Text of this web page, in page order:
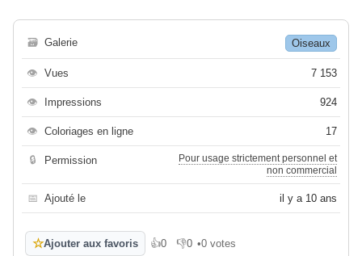
🗃 Galerie Oiseaux
👁 Vues 7 153
👁 Impressions 924
👁 Coloriages en ligne 17
🔒 Permission
Pour usage strictement personnel et
non commercial
📅 Ajouté le il y a 10 ans
☆Ajouter aux favoris 👍0
J'aime 👎0
Je n'aime pas
•0 votes